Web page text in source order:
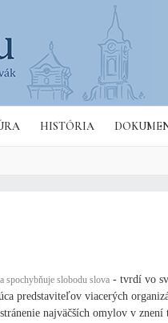
HISTÓRIA
spochybňuje slobodu slova - tvrdí vo
predstaviteľov viacerých
najväčších omylov v znení